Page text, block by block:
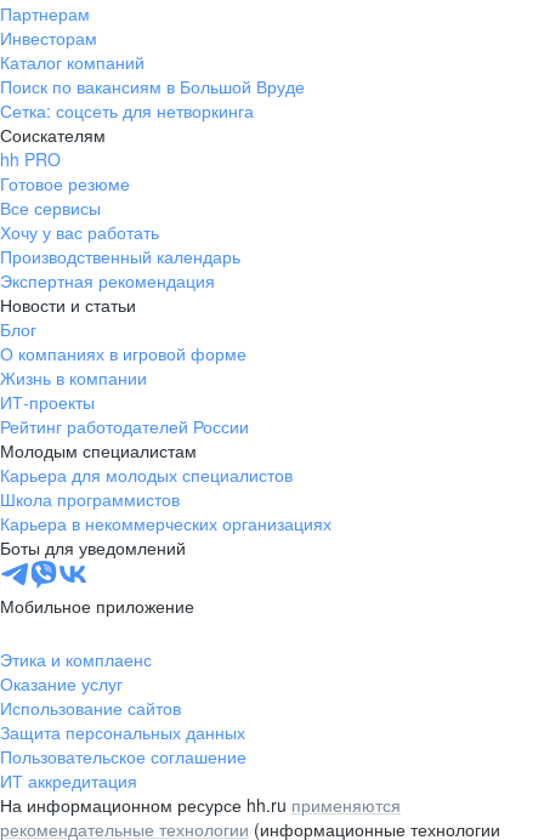
Партнерам
Инвесторам
Каталог компаний
Поиск по вакансиям в Большой Вруде
Сетка: соцсеть для нетворкинга
Соискателям
hh PRO
Готовое резюме
Все сервисы
Хочу у вас работать
Производственный календарь
Экспертная рекомендация
Новости и статьи
Блог
О компаниях в игровой форме
Жизнь в компании
ИТ-проекты
Рейтинг работодателей России
Молодым специалистам
Карьера для молодых специалистов
Школа программистов
Карьера в некоммерческих организациях
Боты для уведомлений
Мобильное приложение
Этика и комплаенс
Оказание услуг
Использование сайтов
Защита персональных данных
Пользовательское соглашение
ИТ аккредитация
На информационном ресурсе hh.ru применяются
рекомендательные технологии (информационные технологии